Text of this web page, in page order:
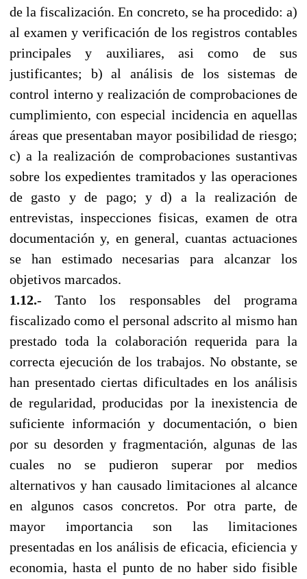
de la fiscalización. En concreto, se ha procedido: a)
al examen y verificación de los registros contables
principales y auxiliares, asi como de sus
justificantes; b) al análisis de los sistemas de
control interno y realización de comprobaciones de
cumplimiento, con especial incidencia en aquellas
áreas que presentaban mayor posibilidad de riesgo;
c) a la realización de comprobaciones sustantivas
sobre los expedientes tramitados y las operaciones
de gastο y de pago; y d) a la realización de
entrevistas, inspecciones fisicas, examen de otra
documentación y, en general, cuantas actuaciones
se han estimado necesarias para alcanzar los
objetivos marcados.
1.12.- Tanto los responsables del programa
fiscalizado como el personal adscrito al mismo han
prestado toda la colaboración requerida para la
correcta ejecución de los trabajos. No obstante, se
han presentado ciertas dificultades en los análisis
de regularidad, producidas por la inexistencia de
suficiente información y documentación, o bien
ροr su desorden y fragmentación, algunas de las
cuales no se pudieron superar por medios
alternativos y han causado limitaciones al alcance
en algunos casos concretos. Por otra parte, de
mayor imροrtancia son las limitaciones
presentadas en los análisis de eficacia, eficiencia y
economia, hasta el punto de no haber sido fisible